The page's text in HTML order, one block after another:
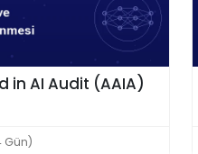
in AI Audit (AAIA)
Gün)